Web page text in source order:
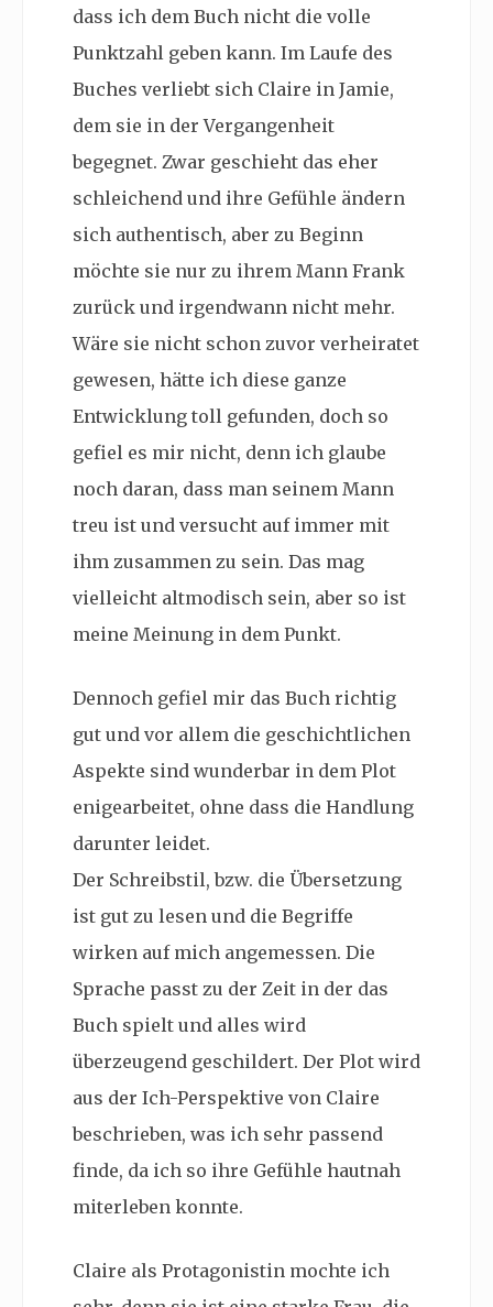
dass ich dem Buch nicht die volle
Punktzahl geben kann. Im Laufe des
Buches verliebt sich Claire in Jamie,
dem sie in der Vergangenheit
begegnet. Zwar geschieht das eher
schleichend und ihre Gefühle ändern
sich authentisch, aber zu Beginn
möchte sie nur zu ihrem Mann Frank
zurück und irgendwann nicht mehr.
Wäre sie nicht schon zuvor verheiratet
gewesen, hätte ich diese ganze
Entwicklung toll gefunden, doch so
gefiel es mir nicht, denn ich glaube
noch daran, dass man seinem Mann
treu ist und versucht auf immer mit
ihm zusammen zu sein. Das mag
vielleicht altmodisch sein, aber so ist
meine Meinung in dem Punkt.
Dennoch gefiel mir das Buch richtig
gut und vor allem die geschichtlichen
Aspekte sind wunderbar in dem Plot
enigearbeitet, ohne dass die Handlung
darunter leidet.
Der Schreibstil, bzw. die Übersetzung
ist gut zu lesen und die Begriffe
wirken auf mich angemessen. Die
Sprache passt zu der Zeit in der das
Buch spielt und alles wird
überzeugend geschildert. Der Plot wird
aus der Ich-Perspektive von Claire
beschrieben, was ich sehr passend
finde, da ich so ihre Gefühle hautnah
miterleben konnte.
Claire als Protagonistin mochte ich